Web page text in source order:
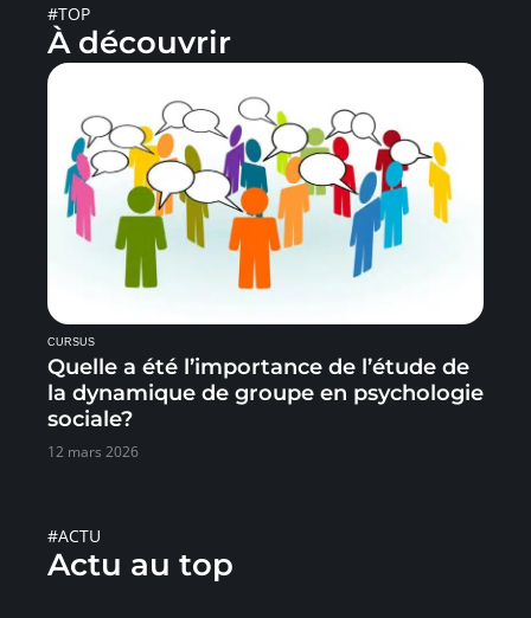
#TOP
À découvrir
CURSUS
Quelle a été l’importance de l’étude de
la dynamique de groupe en psychologie
sociale?
12 mars 2026
#ACTU
Actu au top